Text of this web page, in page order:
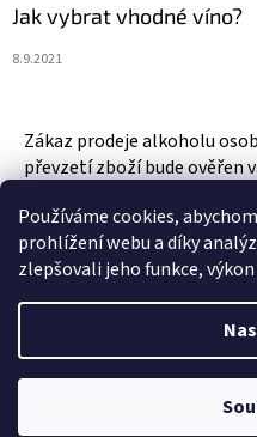
Používáme cookies,
prohlížení webu a díky
zlepšovali jeho funkce,
Jak vybrat vhodné víno?
8.9.2021
Zákaz prodeje alkoholu
převzetí zboží bude ověřen
Copyright 2026Vinotéka